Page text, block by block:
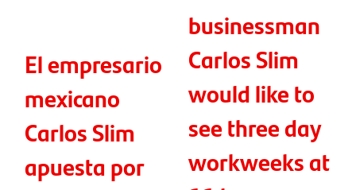
El empresario
mexicano
Carlos Slim
apuesta por
businessman
Carlos Slim
would like to
see three day
workweeks at